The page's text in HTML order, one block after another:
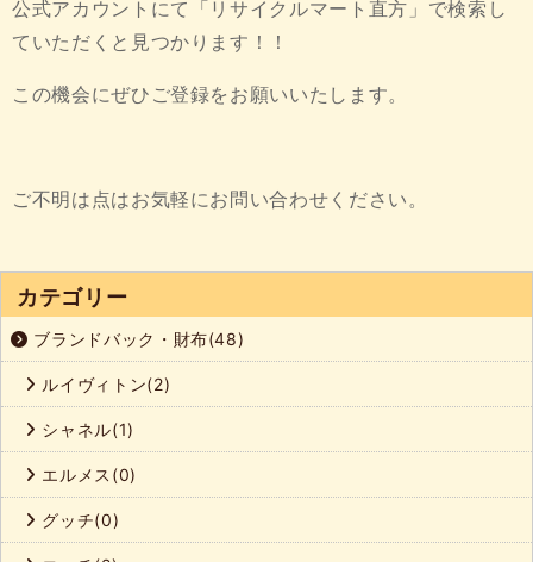
公式アカウントにて「リサイクルマート直方」で検索し
ていただくと見つかります！！
この機会にぜひご登録をお願いいたします。
ご不明は点はお気軽にお問い合わせください。
カテゴリー
ブランドバック・財布(48)
ルイヴィトン(2)
シャネル(1)
エルメス(0)
グッチ(0)